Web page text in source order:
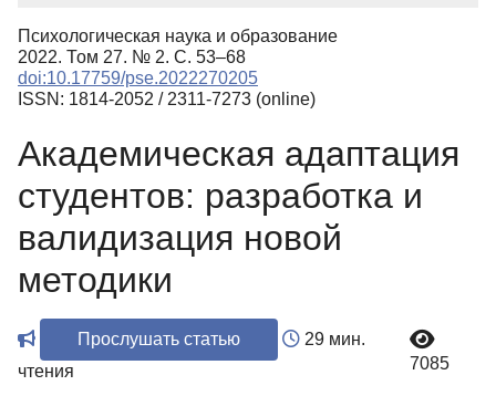
БАЗА ЗНАНИЙ
КЛЮЧЕВЫЕ СЛОВА
Регистрация
Психологическая наука и образование
2022. Том 27. № 2. С. 53–68
doi:10.17759/pse.2022270205
ISSN: 1814-2052 / 2311-7273 (online)
Академическая адаптация
студентов: разработка и
валидизация новой
методики
Прослушать статью
29 мин.
чтения
7085